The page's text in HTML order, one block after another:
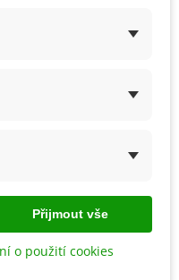
Přijmout vše
o použití cookies